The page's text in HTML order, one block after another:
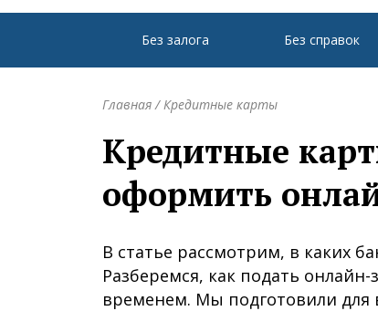
Без залога Без справок
Главная/Кредитные карты
Кредитные
оформить
В статье рассмотрим, в каких
Разберемся, как подать
временем. Мы подготовили для